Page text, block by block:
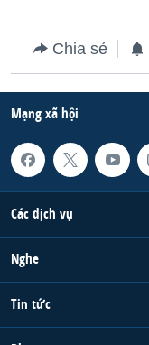
Chia sẻ
Mạng xã hội
Các dịch vụ
Nghe
Tin tức